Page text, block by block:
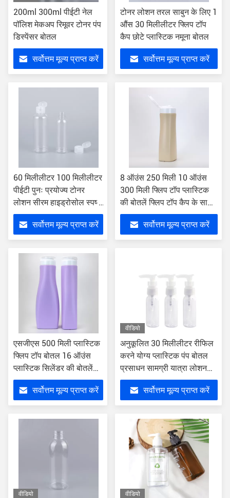
200ml 300ml पीईटी नेल
पॉलिश मेकअप रिमूवर टोनर पंप
डिस्पेंसर बोतल
सर्वोत्तम मूल्य प्राप्त करें
टोनर लोशन तरल साबुन के लिए 1
औंस 30 मिलीलीटर फ्लिप टॉप
कैप छोटे प्लास्टिक नमूना बोतल
सर्वोत्तम मूल्य प्राप्त करें
60 मिलीलीटर 100 मिलीलीटर
पीईटी पुनः प्रयोज्य टोनर
लोशन सीरम हाइड्रोसोल स्पष्ट
फ्लिप टॉप कैप बोतल
सर्वोत्तम मूल्य प्राप्त करें
8 ऑउंस 250 मिली 10 ऑउंस
300 मिली फ्लिप टॉप प्लास्टिक
की बोतलें फ्लिप टॉप कैप के साथ
रिफिल करने योग्य प्लास्टिक की
बोतल; सर्वोत्तम मूल्य प्राप्त करें
एसजीएस 500 मिली प्लास्टिक
फ्लिप टॉप बोतल 16 ऑउंस
प्लास्टिक सिलेंडर की बोतलें
फ्लिप टॉप के साथ टोंटी डालें:
सर्वोत्तम मूल्य प्राप्त करें
वीडियो
अनुकूलित 30 मिलीलीटर रीफिल
करने योग्य प्लास्टिक पंप बोतल
प्रसाधन सामग्री यात्रा लोशन
स्प्रेयर
सर्वोत्तम मूल्य प्राप्त करें
वीडियो वीडियो